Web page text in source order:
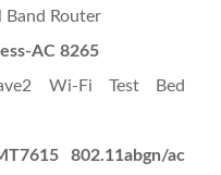
Router
AC 8265
Wi-Fi Test Bed
802.11abgn/ac